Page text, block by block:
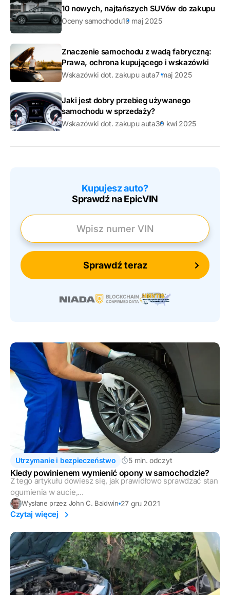
10 nowych, najtańszych SUVów do zakupu
Oceny samochodu19 maj 2025
Znaczenie samochodu z wadą fabryczną:
Prawa, ochrona kupującego i wskazówki
Wskazówki dot. zakupu auta7 maj 2025
Jaki jest dobry przebieg używanego
samochodu w sprzedaży?
Wskazówki dot. zakupu auta30 kwi 2025
Kupujesz auto?
Sprawdź na EpicVIN
Wpisz numer VIN
Sprawdź teraz
Utrzymanie i bezpieczeństwo 5 min. odczyt
Kiedy powinienem wymienić opony w samochodzie?
Z tego artykułu dowiesz się, jak prawidłowo sprawdzać stan
ogumienia w aucie,...
Wysłane przez John C. Baldwin 27 gru 2021
Czytaj więcej